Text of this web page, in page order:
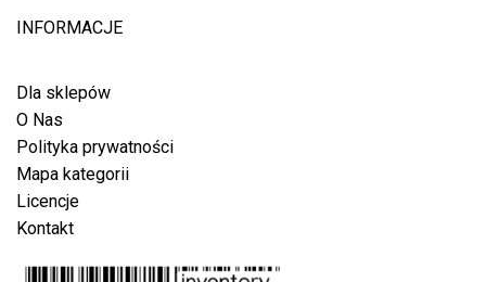
INFORMACJE
Dla sklepów
O Nas
Polityka prywatności
Mapa kategorii
Licencje
Kontakt